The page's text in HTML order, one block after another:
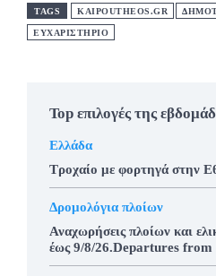
TAGS KAIPOUTHEOS.GR
ΕΥΧΑΡΙΣΤΗΡΙΟ
Top επιλογές της
Ελλάδα
Τροχαίο με φορτηγά στην
Δρομολόγια πλοίων
Αναχωρήσεις πλοίων και
έως 9/8/26.Departures from